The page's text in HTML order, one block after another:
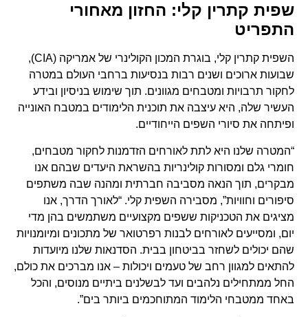
שפית קתרין קלי: החזון מאחורי
התפריט
השפית קתרין קלי, בוגרת המכון הקולינרי של אמריקה (CIA),
שבועות ארוכים ושנים רבות בנסיעות ברחבי העולם במטרה
לחקור תרבויות ומטבחים מגוונים. תוך שימוש בניסיון ובידע
העשיר שלה, היא עיצבה את תוכנית הלימודים במטבח האונייה
ופיתחה את סיורי השפים הייחודיים.
“המטרה שלנו היא לתת לאורחים הזדמנות לחקור מטבחים,
חומרי גלם ומסורות קולינריות בהשראת היעדים שבהם אנו
מבקרים, תוך הנאה מסביבה חברתית ומהנה שבה משתפים
סיפורים וחוויות”, מסבירה השפית קלי. “לאורך הדרך, אנו
מציגים את הטכניקות ששפים מקצועיים משתמשים בהן מדי
יום, ומסייעים לאורחים לבנות רפרטואר של מתכונים ומיומנויות
שהם יכולים לשחזר בביטחון בבית. הסדנאות שלנו מיועדות
להתאים למגוון רחב של טעמים ויכולות – אנו מברכים את כולם,
החל ממתחילים נלהבים ועד לבשלנים ביתיים מנוסים, והכל
באחד ממטבחי הלימוד המתוחכמים ביותר בים”.